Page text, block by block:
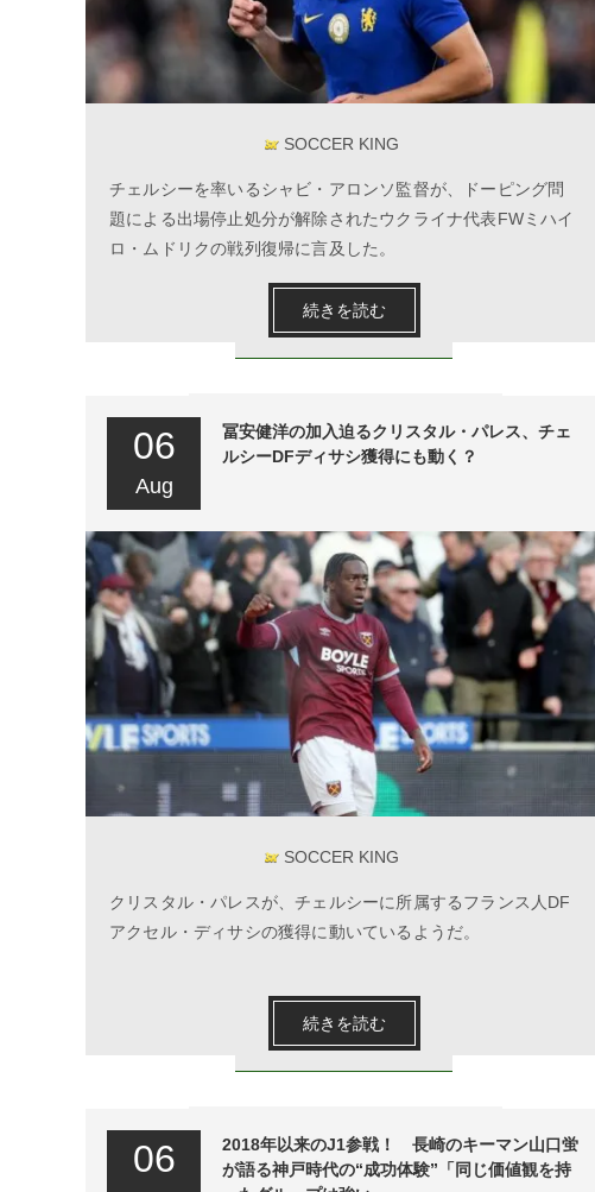
SOCCER KING
チェルシーを率いるシャビ・アロンソ監督が、ドーピング問
題による出場停止処分が解除されたウクライナ代表FWミハイ
ロ・ムドリクの戦列復帰に言及した。
続きを読む
06
Aug
冨安健洋の加入迫るクリスタル・パレス、チェ
ルシーDFディサシ獲得にも動く？
SOCCER KING
クリスタル・パレスが、チェルシーに所属するフランス人DF
アクセル・ディサシの獲得に動いているようだ。
続きを読む
06
2018年以来のJ1参戦！ 長崎のキーマン山口蛍
が語る神戸時代の“成功体験”「同じ価値観を持